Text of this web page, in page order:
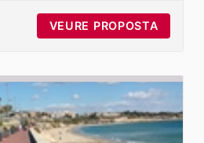
VEURE PROPOSTA